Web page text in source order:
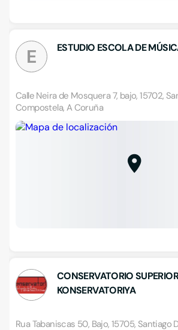
E ESTUDIO ESCOLA DE
Calle Neira de Mosquera 7, bajo, 15702,
Compostela, A Coruña
CONSERVATORIO SUPERIOR
KONSERVATORIYA
Rua Tabaniscas 50, Bajo, 15705, Santiago